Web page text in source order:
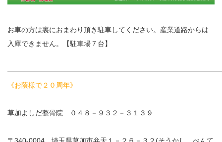
お車の方は裏におまわり頂き駐車してください。産業道路からは
入庫できません。【駐車場７台】
━━━━━━━━━━━━━━━━━━━━━━━━━━━━━━━
《お蔭様で２０周年》
草加よしだ整骨院 ０４８－９３２－３１３９